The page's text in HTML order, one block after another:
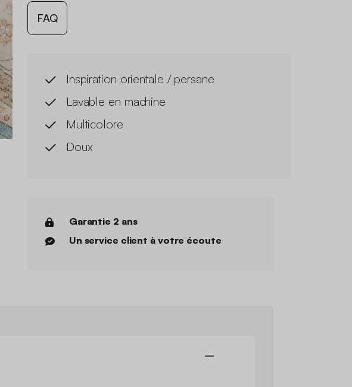
FAQ
Inspiration orientale / persane
Lavable en machine
Multicolore
Doux
Garantie 2 ans
Un service client à votre écoute